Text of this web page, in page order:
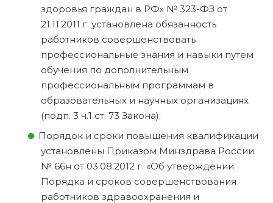
здоровья граждан в РФ» № 323-ФЗ от
21.11.2011 г. установлена обязанность
работников совершенствовать
профессиональные знания и навыки путем
обучения по дополнительным
профессиональным программам в
образовательных и научных организациях
(подп. 3 ч.1 ст. 73 Закона);
Порядок и сроки повышения квалификации
установлены Приказом Минздрава России
№ 66н от 03.08.2012 г. «Об утверждении
Порядка и сроков совершенствования
работников здравоохранения и